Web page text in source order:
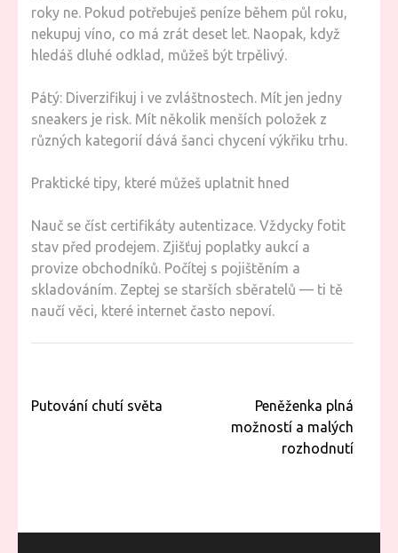
roky ne. Pokud potřebuješ peníze během půl roku,
nekupuj víno, co má zrát deset let. Naopak, když
hledáš dluhé odklad, můžeš být trpělivý.
Pátý: Diverzifikuj i ve zvláštnostech. Mít jen jedny
sneakers je risk. Mít několik menších položek z
různých kategorií dává šanci chycení výkřiku trhu.
Praktické tipy, které můžeš uplatnit hned
Nauč se číst certifikáty autentizace. Vždycky fotit
stav před prodejem. Zjišťuj poplatky aukcí a
provize obchodníků. Počítej s pojištěním a
skladováním. Zeptej se starších sběratelů — ti tě
naučí věci, které internet často nepoví.
Navigace
Putování chutí světa
Peněženka plná
možností a malých
rozhodnutí